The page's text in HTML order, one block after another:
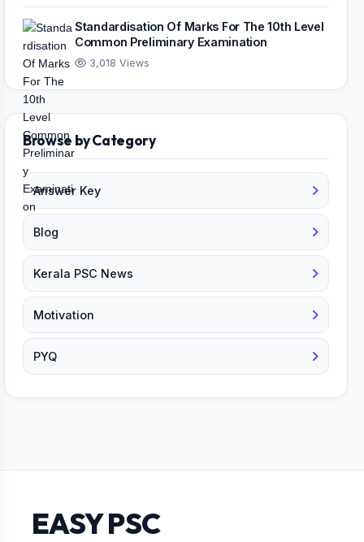
Standardisation Of Marks For The 10th Level
Common Preliminary Examination
3,018 Views
Browse by Category
Answer Key
Blog
Kerala PSC News
Motivation
PYQ
EASY PSC